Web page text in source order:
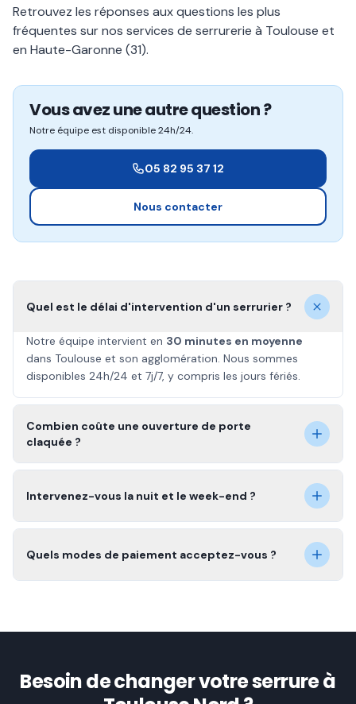
Retrouvez les réponses aux questions les plus
fréquentes sur nos services de serrurerie à Toulouse et
en Haute-Garonne (31).
Vous avez une autre question ?
Notre équipe est disponible 24h/24.
05 82 95 37 12
Nous contacter
Quel est le délai d'intervention d'un serrurier ?
Notre équipe intervient en 30 minutes en moyenne
dans Toulouse et son agglomération. Nous sommes
disponibles 24h/24 et 7j/7, y compris les jours fériés.
Combien coûte une ouverture de porte
claquée ?
Intervenez-vous la nuit et le week-end ?
Quels modes de paiement acceptez-vous ?
Besoin de changer votre serrure à